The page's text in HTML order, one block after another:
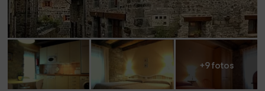
+9 fotos